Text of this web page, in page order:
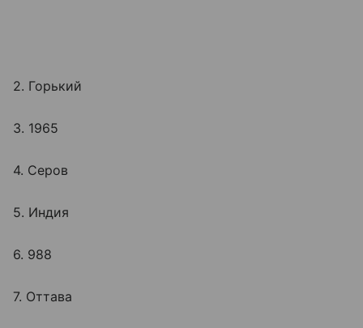
2. Горький
3. 1965
4. Серов
5. Индия
6. 988
7. Оттава